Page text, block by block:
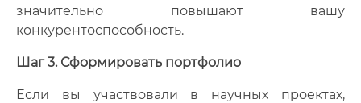
значительно повышают вашу
конкурентоспособность.
Шаг 3. Сформировать портфолио
Если вы участвовали в научных проектах,